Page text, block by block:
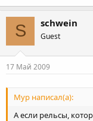
S schwein
Guest
17 Май 2009
Мур написал(а):
А если рельсы,